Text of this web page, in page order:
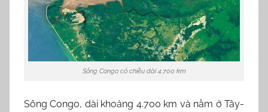
Sông Congo có chiều dài 4.700 km
Sông Congo, dài khoảng 4.700 km và nằm ở Tây-